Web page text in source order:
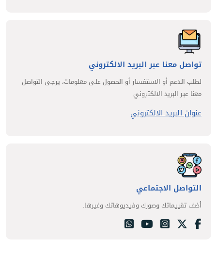
تواصل معنا عبر البريد الالكتروني
لطلب الدعم أو الاستفسار أو الحصول على معلومات، يرجى التواصل
معنا عبر البريد الالكتروني
عنوان البريد الالكتروني
التواصل الاجتماعي
أضف تقييماتك وصورك وفيديوهاتك وغيرها.